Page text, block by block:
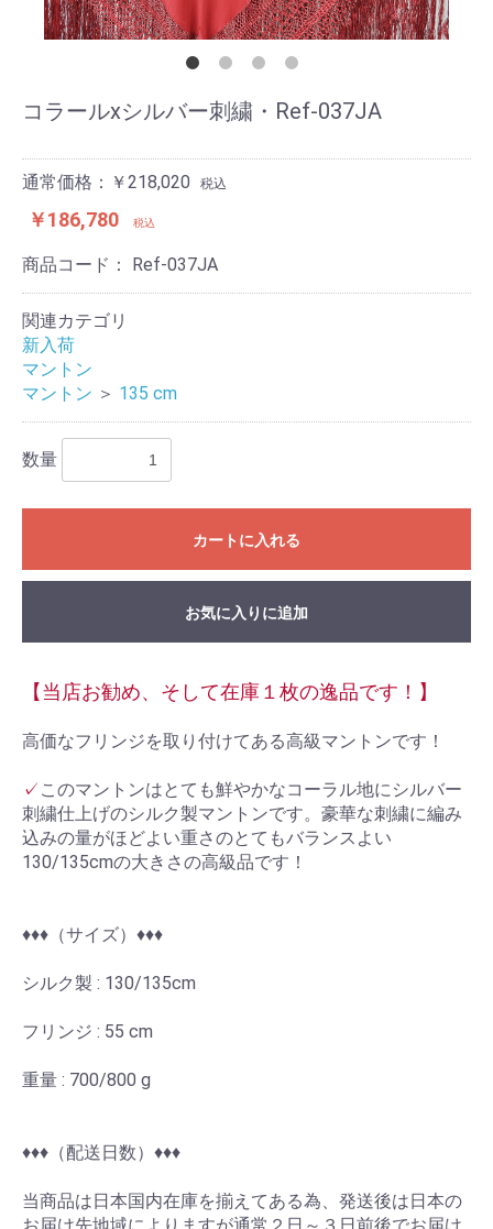
コラールxシルバー刺繍・Ref-037JA
通常価格：￥218,020 税込
￥186,780 税込
商品コード： Ref-037JA
関連カテゴリ
新入荷
マントン
マントン ＞ 135 cm
数量
カートに入れる
お気に入りに追加
【当店お勧め、そして在庫１枚の逸品です！】
高価なフリンジを取り付けてある高級マントンです！
✓ このマントンはとても鮮やかなコーラル地にシルバー
刺繍仕上げのシルク製マントンです。豪華な刺繍に編み
込みの量がほどよい重さのとてもバランスよい
130/135cmの大きさの高級品です！
♦︎♦︎♦︎（サイズ）♦︎♦︎♦︎
シルク製 : 130/135cm
フリンジ : 55 cm
重量 : 700/800 g
♦︎♦︎♦︎（配送日数）♦︎♦︎♦︎
当商品は日本国内在庫を揃えてある為、発送後は日本の